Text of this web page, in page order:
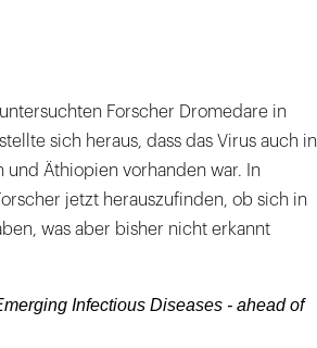
Forscher Dromedare in
sich heraus, dass das Virus auch in
Äthiopien vorhanden war. In
jetzt herauszufinden, ob sich in
was aber bisher nicht erkannt
Infectious Diseases - ahead of